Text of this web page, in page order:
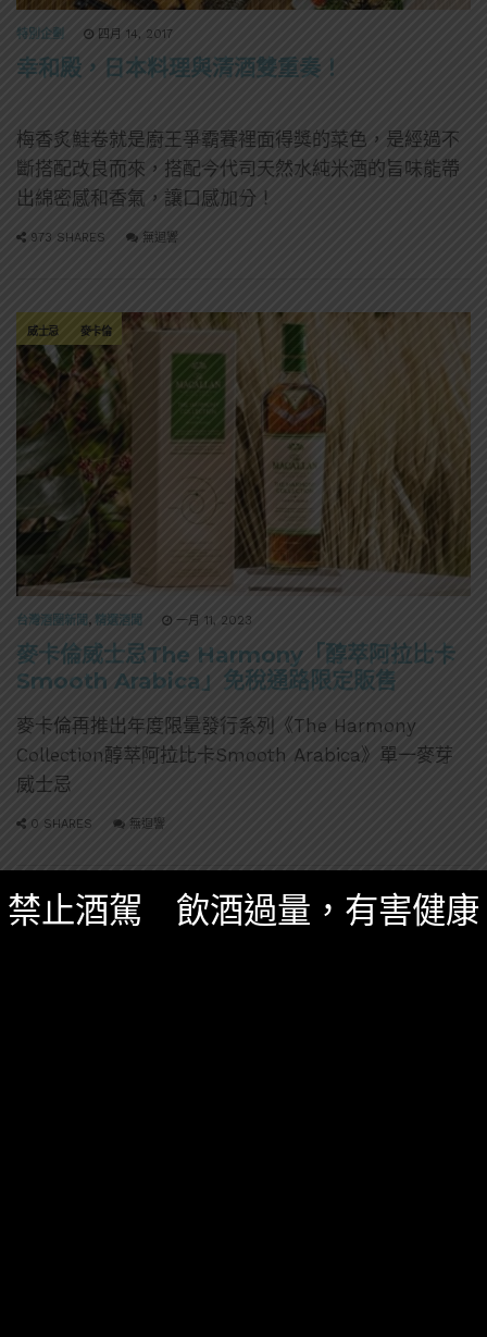
特別企劃 四月 14, 2017
幸和殿，日本料理與清酒雙重奏！
梅香炙鮭卷就是廚王爭霸賽裡面得獎的菜色，是經過不
斷搭配改良而來，搭配今代司天然水純米酒的旨味能帶
出綿密感和香氣，讓口感加分！
973 SHARES 無迴響
威士忌 麥卡倫
台灣酒圈新聞 , 精選酒聞 一月 11, 2023
麥卡倫威士忌The Harmony「醇萃阿拉比卡
Smooth Arabica」免稅通路限定販售
麥卡倫再推出年度限量發行系列《The Harmony
Collection醇萃阿拉比卡Smooth Arabica》單一麥芽
威士忌
0 SHARES 無迴響
誠實酒記 調酒 酒吧
禁止酒駕 飲酒過量，有害健康